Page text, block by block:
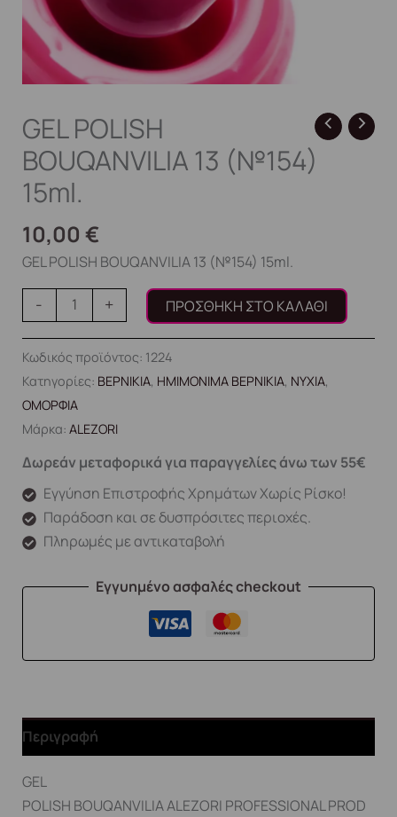
GEL POLISH
BOUQANVILIA 13 (№154)
15ml.
10,00 €
GEL POLISH BOUQANVILIA 13 (№154) 15ml.
- + ΠΡΟΣΘΉΚΗ ΣΤΟ ΚΑΛΆΘΙ
Κωδικός προϊόντος: 1224
Κατηγορίες: ΒΕΡΝΙΚΙΑ, ΗΜΙΜΟΝΙΜΑ ΒΕΡΝΙΚΙΑ, ΝΥΧΙΑ,
ΟΜΟΡΦΙΑ
Μάρκα: ALEZORI
Δωρεάν μεταφορικά για παραγγελίες άνω των 55€
Εγγύηση Επιστροφής Χρημάτων Χωρίς Ρίσκο!
Παράδοση και σε δυσπρόσιτες περιοχές.
Πληρωμές με αντικαταβολή
Εγγυημένο ασφαλές checkout
Περιγραφή
GEL
POLISH BOUQANVILIA ALEZORI PROFESSIONAL PROD